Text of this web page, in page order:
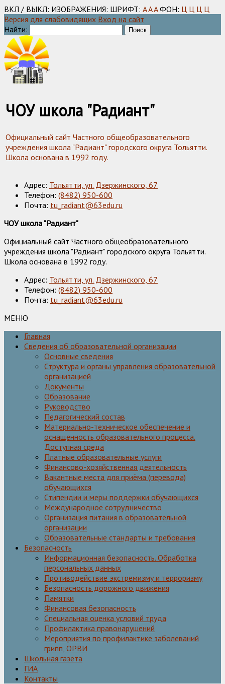
ВКЛ / ВЫКЛ: ИЗОБРАЖЕНИЯ: ШРИФТ: AAA ФОН: Ц Ц Ц Ц
Версия для слабовидящих Вход на сайт
Найти:
ЧОУ школа "Радиант"
Официальный сайт Частного общеобразовательного
учреждения школа "Радиант" городского округа Тольятти.
Школа основана в 1992 году.
Адрес: Тольятти, ул. Дзержинского, 67
Телефон: (8482) 950-600
Почта: tu_radiant@63edu.ru
ЧОУ школа "Радиант"
Официальный сайт Частного общеобразовательного
учреждения школа "Радиант" городского округа Тольятти.
Школа основана в 1992 году.
Адрес: Тольятти, ул. Дзержинского, 67
Телефон: (8482) 950-600
Почта: tu_radiant@63edu.ru
МЕНЮ
Главная
Сведения об образовательной организации
Основные сведения
Структура и органы управления образовательной
организацией
Документы
Образование
Руководство
Педагогический состав
Материально-техническое обеспечение и
оснащенность образовательного процесса.
Доступная среда
Платные образовательные услуги
Финансово-хозяйственная деятельность
Вакантные места для приёма (перевода)
обучающихся
Стипендии и меры поддержки обучающихся
Международное сотрудничество
Организация питания в образовательной
организации
Образовательные стандарты и требования
Безопасность
Информационная безопасность. Обработка
персональных данных
Противодействие экстремизму и терроризму
Безопасность дорожного движения
Памятки
Финансовая безопасность
Специальная оценка условий труда
Профилактика правонарушений
Мероприятия по профилактике заболеваний
грипп, ОРВИ
Школьная газета
ГИА
Контакты